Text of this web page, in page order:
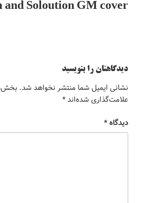
and Soloution GM cover
دیدگاهتان را بنویسید
نشانی ایمیل شما منتشر نخواهد شد.
علامت‌گذاری شده‌اند*
دیدگاه*